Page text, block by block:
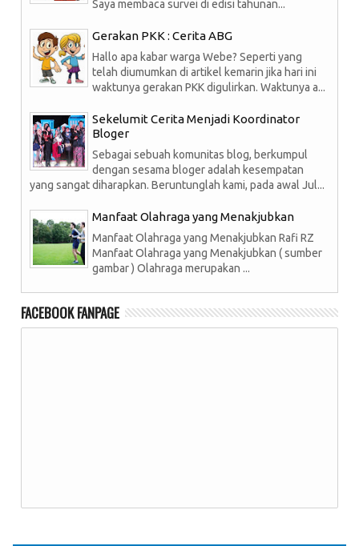
Saya membaca survei di edisi tahunan...
Gerakan PKK : Cerita ABG
Hallo apa kabar warga Webe? Seperti yang
telah diumumkan di artikel kemarin jika hari ini
waktunya gerakan PKK digulirkan. Waktunya a...
Sekelumit Cerita Menjadi Koordinator
Bloger
Sebagai sebuah komunitas blog, berkumpul
dengan sesama bloger adalah kesempatan
yang sangat diharapkan. Beruntunglah kami, pada awal Jul...
Manfaat Olahraga yang Menakjubkan
Manfaat Olahraga yang Menakjubkan Rafi RZ
Manfaat Olahraga yang Menakjubkan ( sumber
gambar ) Olahraga merupakan ...
FACEBOOK FANPAGE